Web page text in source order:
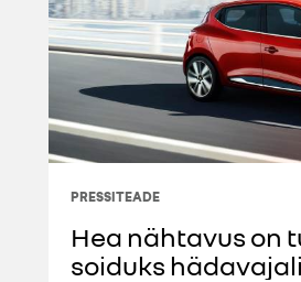
PRESSITEADE
Hea nähtavus on
soiduks